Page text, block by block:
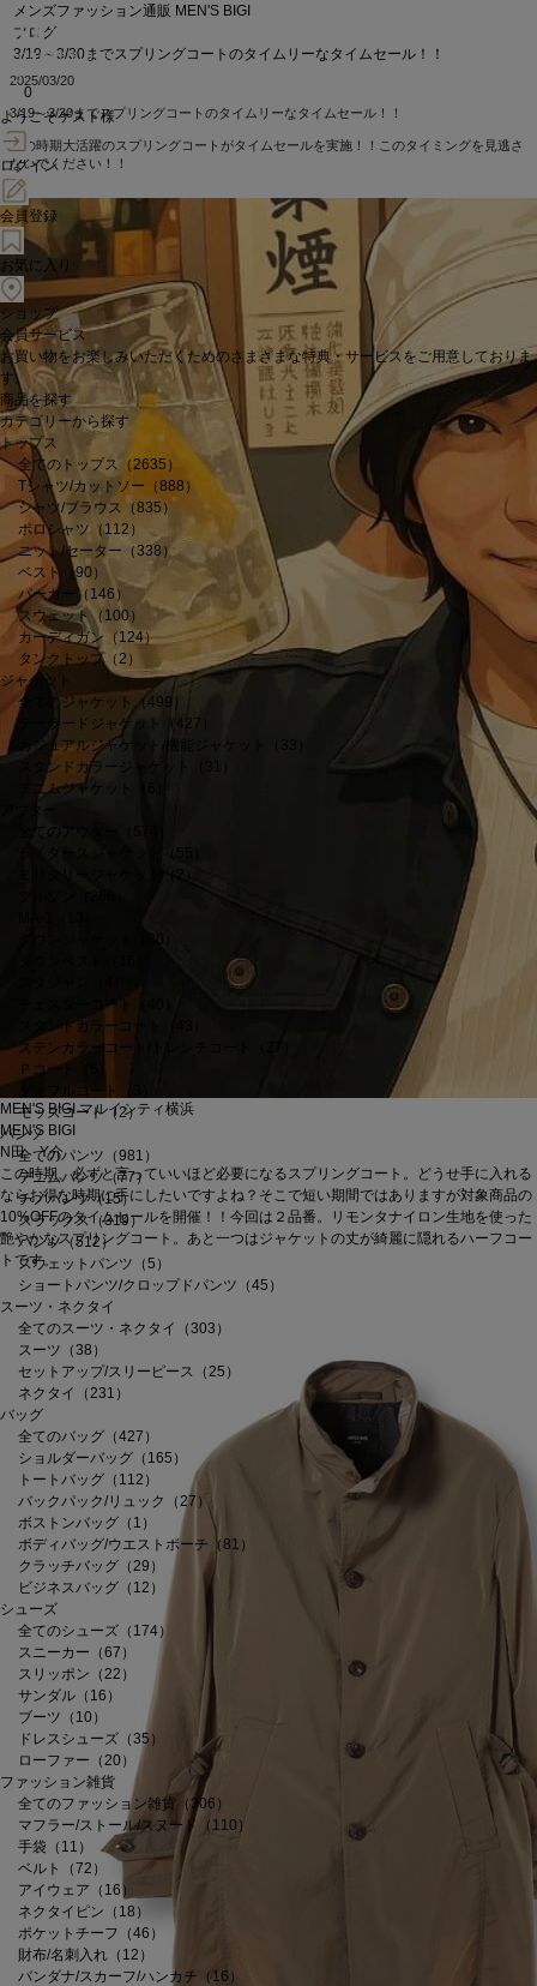
0
ようこそゲスト様
ログイン
会員登録
お気に入り
ショップ
会員サービス
お買い物をお楽しみいただくためのさまざまな特典・サービスをご用意しておりま
す。
商品を探す
カテゴリーから探す
トップス
全てのトップス（2635）
Tシャツ/カットソー（888）
シャツ/ブラウス（835）
ポロシャツ（112）
ニット/セーター（338）
ベスト（90）
パーカー（146）
スウェット（100）
カーディガン（124）
タンクトップ（2）
ジャケット
全てのジャケット（499）
テーラードジャケット（427）
カジュアルジャケット/機能ジャケット（33）
スタンドカラージャケット（31）
デニムジャケット（6）
チェスターコート（40）
スタンドカラーコート（43）
ステンカラーコート/トレンチコート（27）
Ｐコート（5）
ダッフルコート（3）
モッズコート（2）
パンツ
全てのパンツ（981）
デニムパンツ（77）
チノパンツ（15）
スラックス（319）
パンツ（512）
スウェットパンツ（5）
ショートパンツ/クロップドパンツ（45）
スーツ・ネクタイ
全てのスーツ・ネクタイ（303）
スーツ（38）
セットアップ/スリーピース（25）
ネクタイ（231）
バッグ
全てのバッグ（427）
ショルダーバッグ（165）
トートバッグ（112）
バックパック/リュック（27）
ボストンバッグ（1）
ボディバッグ/ウエストポーチ（81）
クラッチバッグ（29）
ビジネスバッグ（12）
シューズ
全てのシューズ（174）
スニーカー（67）
スリッポン（22）
サンダル（16）
ブーツ（10）
ドレスシューズ（35）
ローファー（20）
ファッション雑貨
全てのファッション雑貨（306）
マフラー/ストール/スヌード（110）
手袋（11）
ベルト（72）
アイウェア（16）
ネクタイピン（18）
ポケットチーフ（46）
財布/名刺入れ（12）
バンダナ/スカーフ/ハンカチ（16）
メンズファッション通販 MEN'S BIGI
ブログ
3/19～3/30までスプリングコートのタイムリーなタイムセール！！
2025/03/20
3/19～3/30までスプリングコートのタイムリーなタイムセール！！
この時期大活躍のスプリングコートがタイムセールを実施！！このタイミングを見逃さ
ないでください！！
MEN'S BIGI マルイシティ横浜
MEN'S BIGI
N田 Y介
この時期、必ずと言っていいほど必要になるスプリングコート。どうせ手に入れる
ならお得な時期に手にしたいですよね？そこで短い期間ではありますが対象商品の
10%OFFのタイムセールを開催！！今回は２品番。リモンタナイロン生地を使った
艶やかなスプリングコート。あと一つはジャケットの丈が綺麗に隠れるハーフコー
トです。